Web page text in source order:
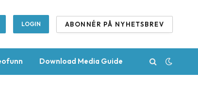
LOGIN ABONNÉR PÅ NYHETSBREV
Download Media Guide